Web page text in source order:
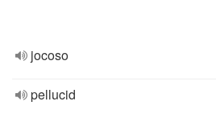
jocoso
pellucid